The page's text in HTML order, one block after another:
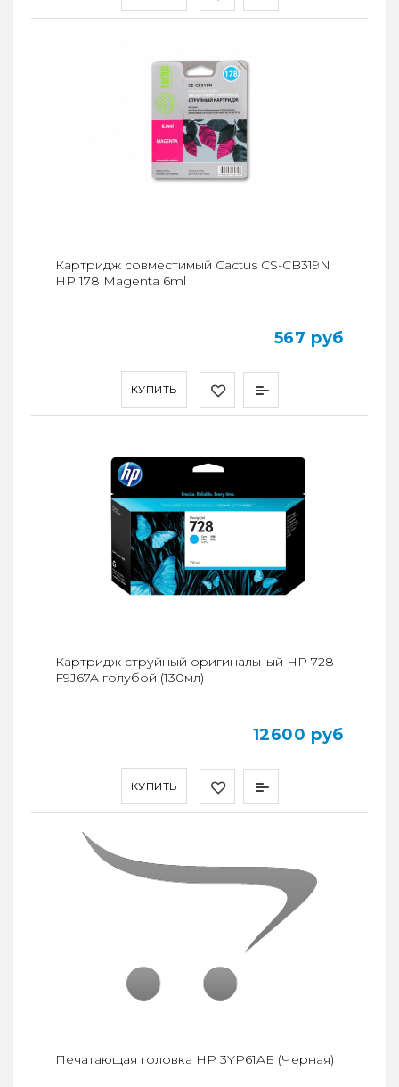
КУПИТЬ
Картридж совместимый Cactus CS-CB319N
HP 178 Magenta 6ml
567 руб
КУПИТЬ
Картридж струйный оригинальный HP 728
F9J67A голубой (130мл)
12600 руб
Печатающая головка HP 3YP61AE (Черная)